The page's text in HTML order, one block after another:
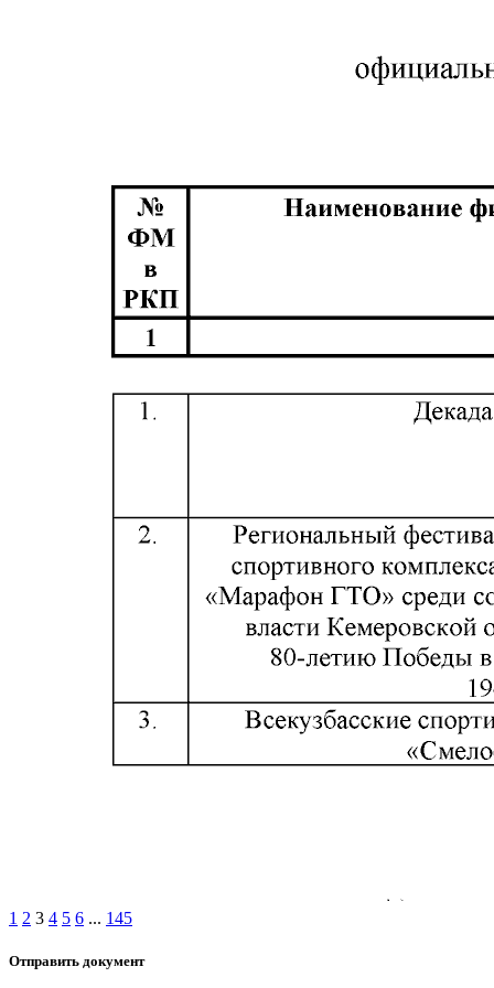
1 2 3 4 5 6 ... 145
Отправить документ